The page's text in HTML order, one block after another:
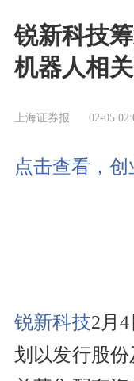
锐新科技
机器人相
上海证券报 02-05
点击查看，
锐新科技2月
划以发行股